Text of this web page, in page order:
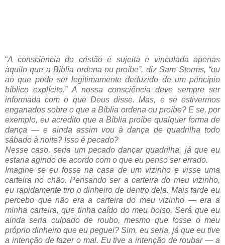
“A consciência do cristão é sujeita e vinculada apenas
àquilo que a Bíblia ordena ou proíbe”, diz Sam Storms, “ou
ao que pode ser legitimamente deduzido de um princípio
bíblico explícito.” A nossa consciência deve sempre ser
informada com o que Deus disse. Mas, e se estivermos
enganados sobre o que a Bíblia ordena ou proíbe? E se, por
exemplo, eu acredito que a Bíblia proíbe qualquer forma de
dança — e ainda assim vou à dança de quadrilha todo
sábado à noite? Isso é pecado?
Nesse caso, seria um pecado dançar quadrilha, já que eu
estaria agindo de acordo com o que eu penso ser errado.
Imagine se eu fosse na casa de um vizinho e visse uma
carteira no chão. Pensando ser a carteira do meu vizinho,
eu rapidamente tiro o dinheiro de dentro dela. Mais tarde eu
percebo que não era a carteira do meu vizinho — era a
minha carteira, que tinha caído do meu bolso. Será que eu
ainda seria culpado de roubo, mesmo que fosse o meu
próprio dinheiro que eu peguei? Sim, eu seria, já que eu tive
a intenção de fazer o mal. Eu tive a intenção de roubar — a